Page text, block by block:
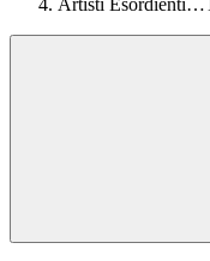
Artisti